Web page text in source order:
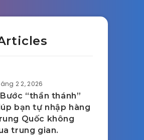
2 2, 2026
“thần thánh”
bạn tự nhập hàng
Quốc không
trung gian.